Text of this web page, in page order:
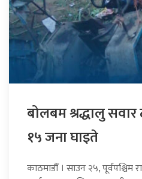
बोलबम श्रद्धालु सवार
१५ जना घाइते
काठमाडौँ । साउन २५, पूर्वपश्चिम